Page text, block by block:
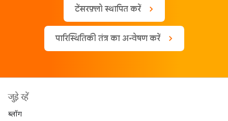
टेंसरफ़्लो स्थापित करें
पारिस्थितिकी तंत्र का अन्वेषण करें
जुड़े रहें
ब्लॉग